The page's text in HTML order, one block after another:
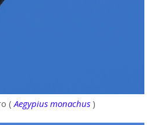
(Aegypius monachus )